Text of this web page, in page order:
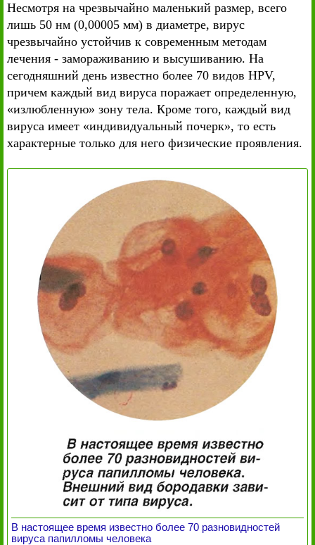
Несмотря на чрезвычайно маленький размер, всего
лишь 50 нм (0,00005 мм) в диаметре, вирус
чрезвычайно устойчив к современным методам
лечения - замораживанию и высушиванию. На
сегодняшний день известно более 70 видов HPV,
причем каждый вид вируса поражает определенную,
«излюбленную» зону тела. Кроме того, каждый вид
вируса имеет «индивидуальный почерк», то есть
характерные только для него физические проявления.
В настоящее время известно более 70 разновидностей
вируса папилломы человека